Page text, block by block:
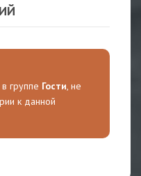
группе Гости , не
к данной